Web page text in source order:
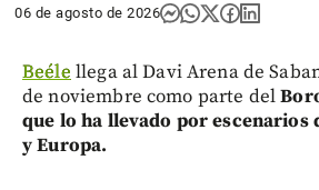
06 de agosto de 2026
Beéle llega al Davi Arena de
de noviembre como parte del
que lo ha llevado por escenarios
y Europa.